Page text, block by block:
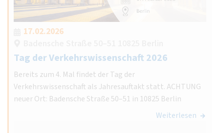
17.02.2026
Tag der Verkehrswissenschaft 2026
Bereits zum 4. Mal findet der Tag der
Verkehrswissenschaft als Jahresauftakt statt. ACHTUNG
neuer Ort: Badensche Straße 50–51 in 10825 Berlin
Weiterlesen